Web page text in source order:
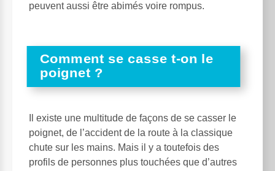
peuvent aussi être abimés voire rompus.
Comment se casse t-on le
poignet ?
Il existe une multitude de façons de se casser le
poignet, de l’accident de la route à la classique
chute sur les mains. Mais il y a toutefois des
profils de personnes plus touchées que d’autres